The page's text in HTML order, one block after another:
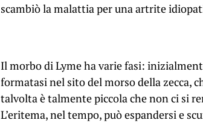
scambiò la malattia per una artrite
Il morbo di Lyme ha varie fasi:
formatasi nel sito del morso della zecca,
talvolta è talmente piccola che non ci si
L’eritema, nel tempo, può espandersi e